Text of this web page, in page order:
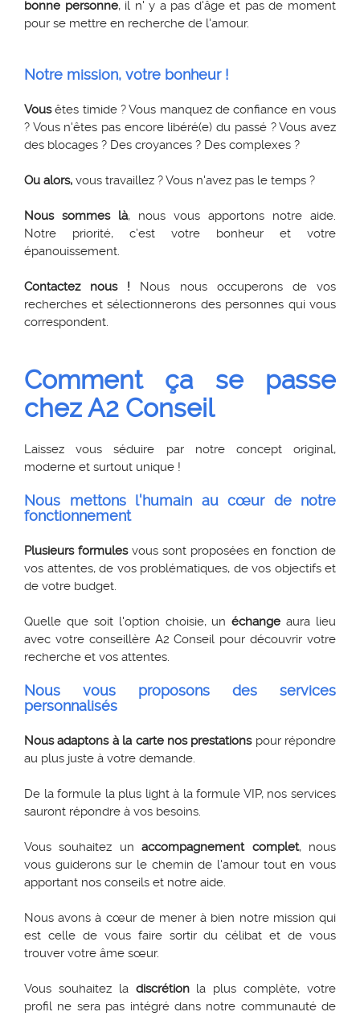
bonne personne, il n' y a pas d'âge et pas de moment
pour se mettre en recherche de l'amour.
Notre mission, votre bonheur !
Vousêtes timide ? Vous manquez de confiance en vous
? Vous n'êtes pas encore libéré(e) du passé ? Vous avez
des blocages ? Des croyances ? Des complexes ?
Ou alors, vous travaillez ? Vous n'avez pas le temps ?
Nous sommes là, nous vous apportons notre aide.
Notre priorité, c’est votre bonheur et votre
épanouissement.
Contactez nous ! Nous nous occuperons de vos
recherches et sélectionnerons des personnes qui vous
correspondent.
Comment ça se passe
chez A2 Conseil
Laissez vous séduire par notre concept original,
moderne et surtout unique !
Nous mettons l'humain au cœur de notre
fonctionnement
Plusieurs formulesvous sont proposées en fonction de
vos attentes, de vos problématiques, de vos objectifs et
de votre budget.
Quelle que soit l'option choisie, unéchange aura lieu
avec votre conseillère A2 Conseil pour découvrir votre
recherche et vos attentes.
Nous vous proposons des services
personnalisés
Nous adaptons à la carte nos prestationspour répondre
au plus juste à votre demande.
De la formule la plus light à la formule VIP, nos services
sauront répondre à vos besoins.
Vous souhaitez unaccompagnement complet, nous
vous guiderons sur le chemin de l'amour tout en vous
apportant nos conseils et notre aide.
Nous avons à cœur de mener à bien notre mission qui
est celle de vous faire sortir du célibat et de vous
trouver votre âme sœur.
Vous souhaitez la discrétionla plus complète, votre
profil ne sera pas intégré dans notre communauté de